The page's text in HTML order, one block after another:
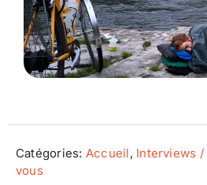
Ecologie
Catégories: Accueil, Interviews
vous